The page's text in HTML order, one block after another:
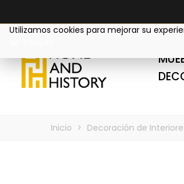
Inicio > Decoración de
Utilizamos cookies para mejorar su